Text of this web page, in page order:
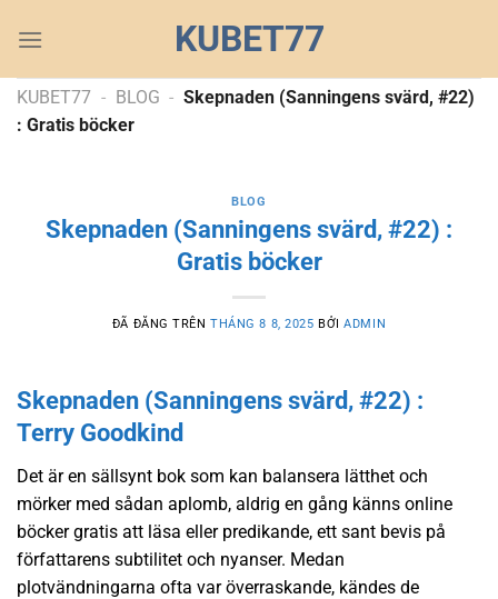
đến
dung
KUBET77
KUBET77 - BLOG - Skepnaden (Sanningens svärd, #22)
: Gratis böcker
BLOG
Skepnaden (Sanningens svärd, #22) :
Gratis böcker
ĐÃ ĐĂNG TRÊNTHÁNG 8 8, 2025 BỞIADMIN
Skepnaden (Sanningens svärd, #22) :
Terry Goodkind
Det är en sällsynt bok som kan balansera lätthet och
mörker med sådan aplomb, aldrig en gång känns online
böcker gratis att läsa eller predikande, ett sant bevis på
författarens subtilitet och nyanser. Medan
plotvändningarna ofta var överraskande, kändes de